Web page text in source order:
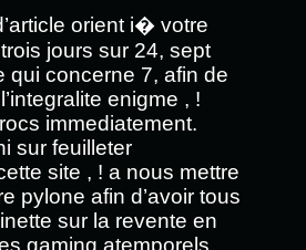
orient i� votre
jours sur 24, sept
qui concerne 7, afin de
enigme , !
immediatement.
sur feuilleter
site , ! a nous mettre
pylone afin d’avoir tous
sur la revente en
gaming atemporels